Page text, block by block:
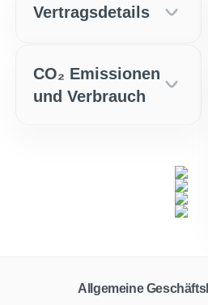
Vertragsdetails
CO₂ Emissionen
und Verbrauch
Allgemeine